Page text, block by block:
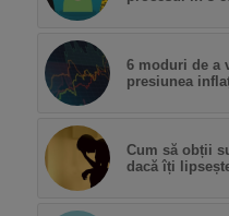
6 moduri de a
presiunea
Cum să obții
dacă îți